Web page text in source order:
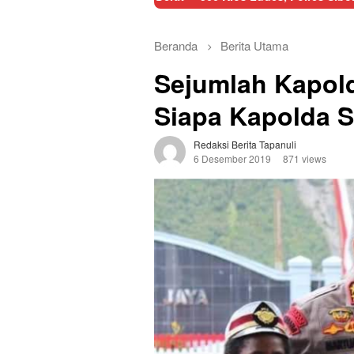
Beranda Berita Utama
Sejumlah
Siapa Kapolda
Redaksi Berita Tapanuli
6 Desember 2019
871 views